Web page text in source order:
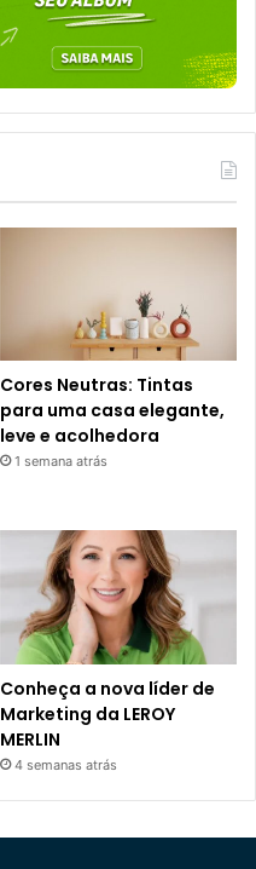
Cores Neutras: Tintas
para uma casa elegante,
leve e acolhedora
1 semana atrás
Conheça a nova líder de
Marketing da LEROY
MERLIN
4 semanas atrás